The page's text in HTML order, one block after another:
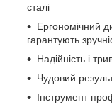
сталі
Ергономічний
гарантують
Надійність і
Чудовий
Інструмент